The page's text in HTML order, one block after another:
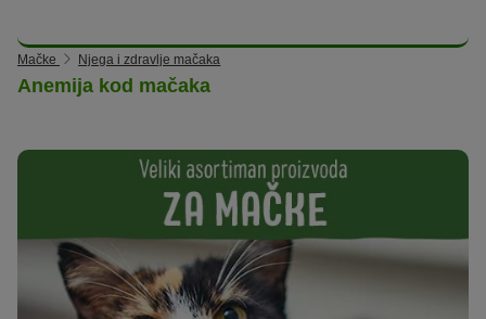
Mačke Njega i zdravlje mačaka
Anemija kod mačaka